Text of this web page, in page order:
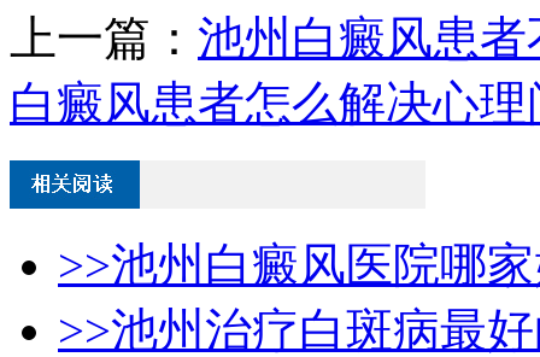
上一篇： 池州白癜风患
白癜风患者怎么解决心理
>>池州白癜风医院哪
>>池州治疗白斑病最